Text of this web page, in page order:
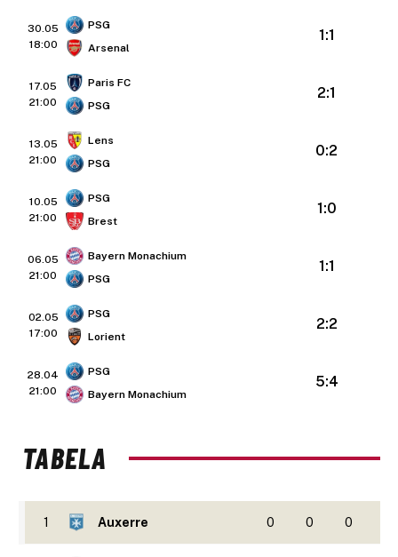
30.05
18:00
PSG
Arsenal
1:1
17.05
21:00
Paris FC
PSG
2:1
13.05
21:00
Lens
PSG
0:2
10.05
21:00
PSG
Brest
1:0
06.05
21:00
Bayern Monachium
PSG
1:1
02.05
17:00
PSG
Lorient
2:2
28.04
21:00
PSG
Bayern Monachium
5:4
TABELA
1 Auxerre 0 0 0